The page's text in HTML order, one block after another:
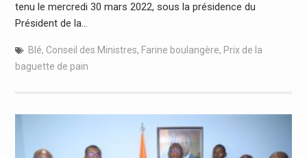
tenu le mercredi 30 mars 2022, sous la présidence du
Président de la…
Blé, Conseil des Ministres, Farine boulangère, Prix de la
baguette de pain